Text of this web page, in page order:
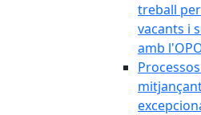
treball
vacants i
amb